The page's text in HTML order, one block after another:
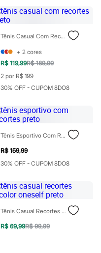
Tênis Casual Com Recortes Preto
+ 2 cores
R$ 119,99R$ 189,99
2 por R$ 199
30% OFF - CUPOM 8DO8
Tênis Esportivo Com Recortes Preto
R$ 159,99
30% OFF - CUPOM 8DO8
Tênis Casual Recortes Bicolor Oneself Preto
R$ 69,99R$ 99,99